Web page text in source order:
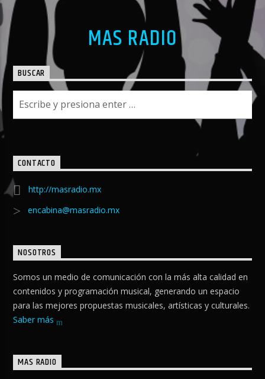
MAS RADIO
BUSCAR
CONTACTO
http://masradio.mx
encabina@masradio.mx
NOSOTROS
Somos un medio de comunicación con la más alta calidad en
contenidos y programación musical, generando un espacio
para las mejores propuestas musicales, artísticas y culturales.
Saber más
MAS RADIO